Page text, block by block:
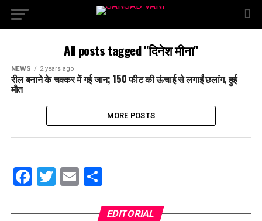
All posts tagged "दिनेश मीना"
NEWS 2 years ago
रील बनाने के चक्कर में गई जान; 150 फीट की ऊंचाई से लगाईं छलांग, हुई
मौत
MORE POSTS
Facebook
Twitter
EmailShare
EDITORIAL